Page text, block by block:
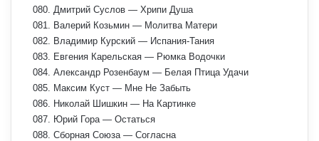
080. Дмитрий Суслов — Хрипи Душа
081. Валерий Козьмин — Молитва Матери
082. Владимир Курский — Испания-Тания
083. Евгения Карельская — Рюмка Водочки
084. Александр Розенбаум — Белая Птица Удачи
085. Максим Куст — Мне Не Забыть
086. Николай Шишкин — На Картинке
087. Юрий Гора — Остаться
088. Сборная Союза — Согласна